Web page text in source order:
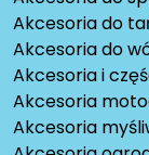
Akcesoria do
Akcesoria do
Akcesoria i
Akcesoria
Akcesoria